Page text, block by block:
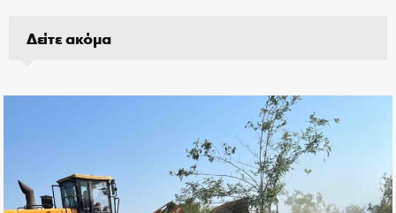
Δείτε ακόμα